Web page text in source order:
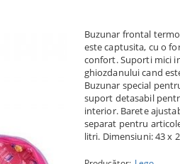
Buzunar frontal
este captusita, cu o
confort. Suporti mici
ghiozdanului cand
Buzunar special
suport detasabil
interior. Barete
separat pentru
litri. Dimensiuni: 43 x